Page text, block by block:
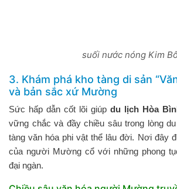
suối nước nóng Kim
3. Khám phá kho tàng di sản
và bản sắc xứ Mường
Sức hấp dẫn cốt lõi giúp du lịch Hòa
vững chắc và đầy chiều sâu trong lòng
tàng văn hóa phi vật thể lâu đời. Nơi đây
của người Mường cổ với những phong
đại ngàn.